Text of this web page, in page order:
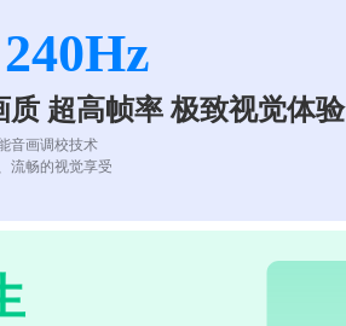
质 超高帧率 极致视觉体验
音画调校技术
流畅的视觉享受